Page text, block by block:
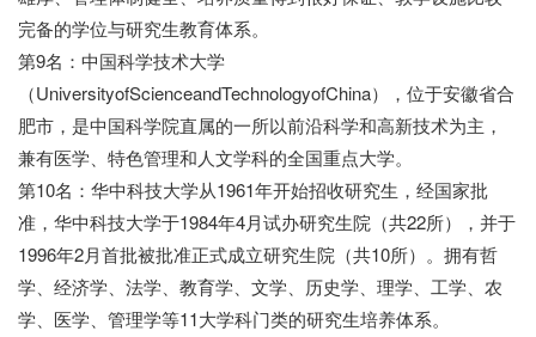
完备的学位与研究生教育体系。
第9名：中国科学技术大学
（UniversityofScienceandTechnologyofChina），位于安徽省合
肥市，是中国科学院直属的一所以前沿科学和高新技术为主，
兼有医学、特色管理和人文学科的全国重点大学。
第10名：华中科技大学从1961年开始招收研究生，经国家批
准，华中科技大学于1984年4月试办研究生院（共22所），并于
1996年2月首批被批准正式成立研究生院（共10所）。拥有哲
学、经济学、法学、教育学、文学、历史学、理学、工学、农
学、医学、管理学等11大学科门类的研究生培养体系。